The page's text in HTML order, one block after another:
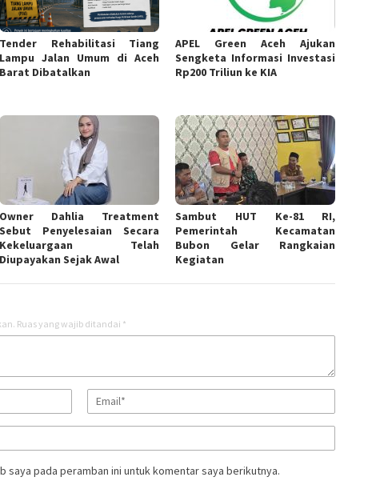
Tender Rehabilitasi Tiang
Lampu Jalan Umum di Aceh
Barat Dibatalkan
APEL Green Aceh Ajukan
Sengketa Informasi Investasi
Rp200 Triliun ke KIA
Owner Dahlia Treatment
Sebut Penyelesaian Secara
Kekeluargaan Telah
Diupayakan Sejak Awal
Sambut HUT Ke-81 RI,
Pemerintah Kecamatan
Bubon Gelar Rangkaian
Kegiatan
Ruas yang wajib ditandai *
saya pada peramban ini untuk komentar saya berikutnya.